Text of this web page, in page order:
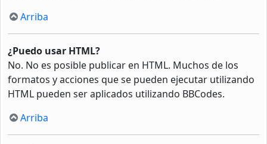
Arriba
¿Puedo usar HTML?
No. No es posible publicar en HTML. Muchos de los
formatos y acciones que se pueden ejecutar utilizando
HTML pueden ser aplicados utilizando BBCodes.
Arriba